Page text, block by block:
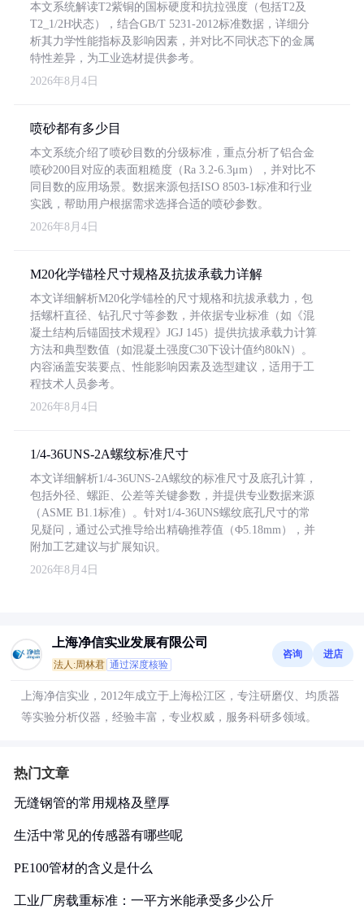
本文系统解读T2紫铜的国标硬度和抗拉强度（包括T2及
T2_1/2H状态），结合GB/T 5231-2012标准数据，详细分
析其力学性能指标及影响因素，并对比不同状态下的金属
特性差异，为工业选材提供参考。
2026年8月4日
喷砂都有多少目
本文系统介绍了喷砂目数的分级标准，重点分析了铝合金
喷砂200目对应的表面粗糙度（Ra 3.2-6.3μm），并对比不
同目数的应用场景。数据来源包括ISO 8503-1标准和行业
实践，帮助用户根据需求选择合适的喷砂参数。
2026年8月4日
M20化学锚栓尺寸规格及抗拔承载力详解
本文详细解析M20化学锚栓的尺寸规格和抗拔承载力，包
括螺杆直径、钻孔尺寸等参数，并依据专业标准（如《混
凝土结构后锚固技术规程》JGJ 145）提供抗拔承载力计算
方法和典型数值（如混凝土强度C30下设计值约80kN）。
内容涵盖安装要点、性能影响因素及选型建议，适用于工
程技术人员参考。
2026年8月4日
1/4-36UNS-2A螺纹标准尺寸
本文详细解析1/4-36UNS-2A螺纹的标准尺寸及底孔计算，
包括外径、螺距、公差等关键参数，并提供专业数据来源
（ASME B1.1标准）。针对1/4-36UNS螺纹底孔尺寸的常
见疑问，通过公式推导给出精确推荐值（Φ5.18mm），并
附加工艺建议与扩展知识。
2026年8月4日
上海净信实业发展有限公司
法人:周林君 通过深度核验
咨询 进店
上海净信实业，2012年成立于上海松江区，专注研磨仪、均质器
等实验分析仪器，经验丰富，专业权威，服务科研多领域。
热门文章
无缝钢管的常用规格及壁厚
生活中常见的传感器有哪些呢
PE100管材的含义是什么
工业厂房载重标准：一平方米能承受多少公斤